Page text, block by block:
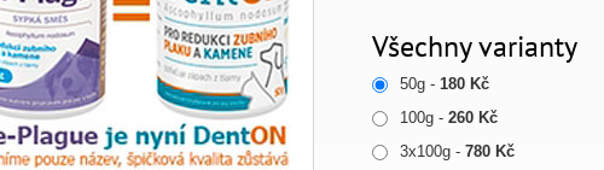
Všechny varianty
50g -180 Kč
100g -260 Kč
3x100g -780 Kč